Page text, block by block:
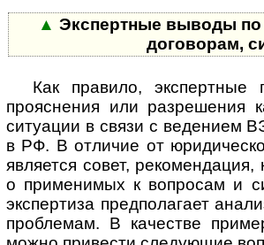
▲ Экспертные выводы
договорам,
Как правило,
прояснения или разрешения
ситуации в связи с ведением
в РФ. В отличие от
является совет,
о применимых к вопросам и
экспертиза предполагает
проблемам. В качестве